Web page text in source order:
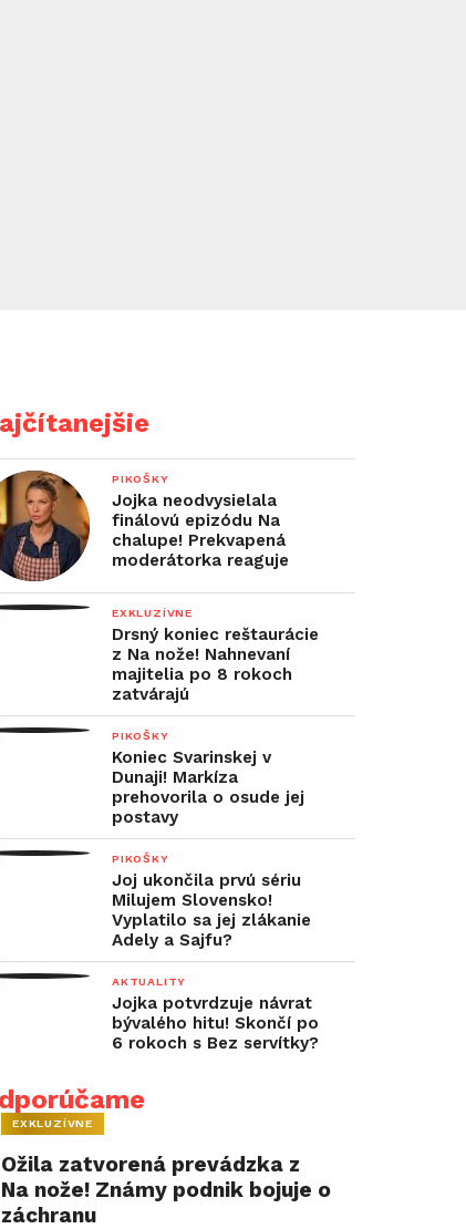
PIKOŠKY
Jojka neodvysielala
finálovú epizódu Na
chalupe! Prekvapená
moderátorka reaguje
EXKLUZÍVNE
Drsný koniec reštaurácie
z Na nože! Nahnevaní
majitelia po 8 rokoch
zatvárajú
PIKOŠKY
Koniec Svarinskej v
Dunaji! Markíza
prehovorila o osude jej
postavy
PIKOŠKY
Joj ukončila prvú sériu
Milujem Slovensko!
Vyplatilo sa jej zlákanie
Adely a Sajfu?
AKTUALITY
Jojka potvrdzuje návrat
bývalého hitu! Skončí po
6 rokoch s Bez servítky?
EXKLUZÍVNE
Ožila zatvorená prevádzka z
Na nože! Známy podnik bojuje o
záchranu